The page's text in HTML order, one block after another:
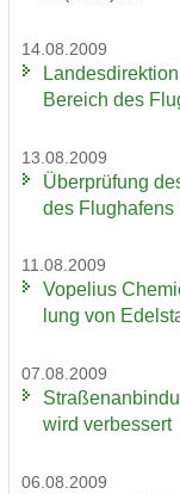
14.08.2009
Be­reich des
13.08.2009
Über­prü­fung
des
11.08.2009
Vo­pe­li­us
lung von
07.08.2009
wird ver­bes­sert
06.08.2009